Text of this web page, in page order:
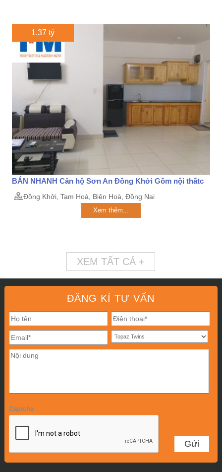
1.37 tỷ
BÁN NHANH Căn hộ Sơn An Đồng Khởi Gồm nội thấtc
Đồng Khởi, Tam Hoà, Biên Hoà, Đồng Nai
Xem thêm...
XEM TẤT CẢ +
ĐĂNG KÍ TƯ VẤN
Captcha